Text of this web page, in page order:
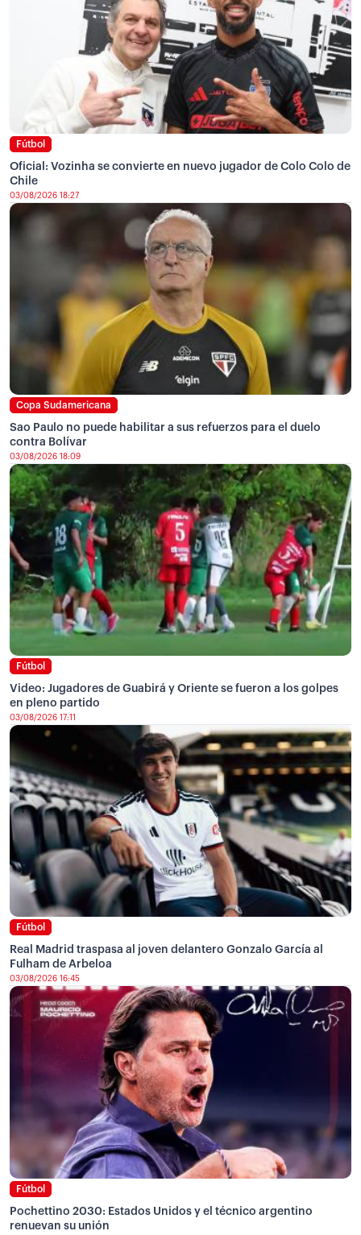
Fútbol
Oficial: Vozinha se convierte en nuevo jugador de Colo Colo de
Chile
03/08/2026 18:27
Copa Sudamericana
Sao Paulo no puede habilitar a sus refuerzos para el duelo
contra Bolívar
03/08/2026 18:09
Fútbol
Video: Jugadores de Guabirá y Oriente se fueron a los golpes
en pleno partido
03/08/2026 17:11
Fútbol
Real Madrid traspasa al joven delantero Gonzalo García al
Fulham de Arbeloa
03/08/2026 16:45
Fútbol
Pochettino 2030: Estados Unidos y el técnico argentino
renuevan su unión